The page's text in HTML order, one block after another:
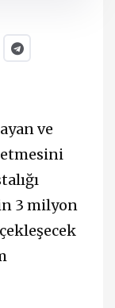
ve
3 milyon